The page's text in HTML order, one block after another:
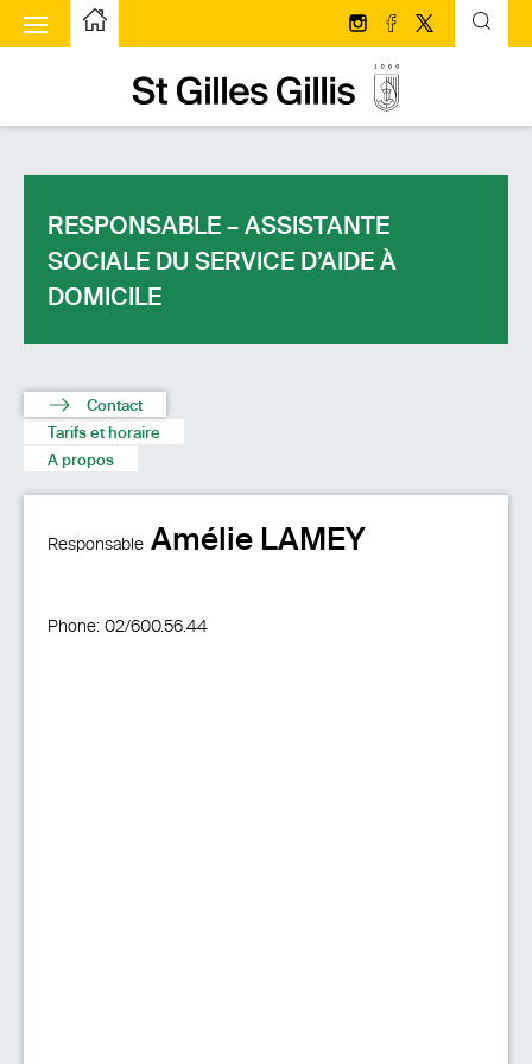
Page d’accueilPage d'accueil Suivez-nous sur
Suivez-nous sur
Suivez-nous
Page d’accueilPage d'accueil
à bascule
RESPONSABLE – ASSISTANTE
SOCIALE DU SERVICE D’AIDE À
DOMICILE
Contact
Tarifs et horaire
A propos
Responsable Amélie LAMEY
Phone: 02/600.56.44